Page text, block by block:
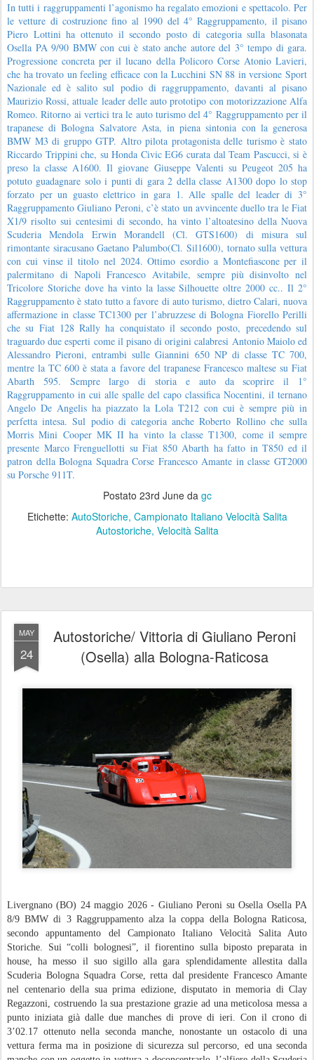
In tutti i raggruppamenti l’agonismo ha regalato emozioni e spettacolo. Per
le vetture di costruzione fino al 1990 del 4° Raggruppamento, il pisano
Piero Lottini ha ottenuto il secondo posto di categoria sulla blasonata
Osella PA 9/90 BMW con cui è stato anche autore del 3° tempo di gara.
Progressione concreta per il lucano della Policoro Corse Atonio Lavieri,
che ha trovato un feeling efficace con la Lucchini SN 88 in versione Sport
Nazionale ed è salito sul podio di raggruppamento, davanti al pisano
Maurizio Rossi, attuale leader delle auto prototipo con motorizzazione Alfa
Romeo. Ritorno ai vertici tra le auto turismo del 4° Raggruppamento per il
trapanese di Bologna Salvatore Asta, in piena sintonia con la generosa
BMW M3 di gruppo GTP. Altro pilota protagonista delle turismo è stato
Riccardo Trippini che, su Honda Civic EG6 curata dal Team Pascucci, si è
preso la classe A1600. Il giovane Giuseppe Valenti su Peugeot 205 ha
potuto guadagnare solo i punti di gara 2 della classe A1300 dopo lo stop
forzato per un guasto elettrico in gara 1. Alle spalle del leader di 3°
Raggruppamento Giuliano Peroni, c’è stato un avvincente duello tra le Fiat
X1/9 risolto sui centesimi di secondo, ha vinto l’altoatesino della Nuova
Scuderia Mendola Erwin Morandell (Cl. GTS1600) di misura sul
rimontante siracusano Gaetano Palumbo(Cl. Sil1600), tornato sulla vettura
con cui vinse il titolo nel 2024. Ottimo esordio a Montefiascone per il
palermitano di Napoli Francesco Avitabile, sempre più disinvolto nel
Tricolore Storiche dove ha vinto la lasse Silhouette oltre 2000 cc.. Il 2°
Raggruppamento è stato tutto a favore di auto turismo, dietro Calari, nuova
affermazione in classe TC1300 per l’abruzzese di Bologna Fiorello Perilli
che su Fiat 128 Rally ha conquistato il secondo posto, precedendo sul
traguardo due esperti come il pisano di origini calabresi Antonio Maiolo ed
Alessandro Pieroni, entrambi sulle Giannini 650 NP di classe TC 700,
mentre la TC 600 è stata a favore del trapanese Francesco maltese su Fiat
Abarth 595. Sempre largo di storia e auto da scoprire il 1°
Raggruppamento in cui alle spalle del capo classifica Nocentini, il ternano
Angelo De Angelis ha piazzato la Lola T212 con cui è sempre più in
perfetta intesa. Sul podio di categoria anche Roberto Rollino che sulla
Morris Mini Cooper MK II ha vinto la classe T1300, come il sempre
presente Marco Frenguellotti su Fiat 850 Abarth ha fatto in T850 ed il
patron della Bologna Squadra Corse Francesco Amante in classe GT2000
su Porsche 911T.
Postato 23rd Juneda gc
Etichette: AutoStoriche Campionato Italiano Velocità Salita
Autostoriche Velocità Salita
MAY
24
Autostoriche/ Vittoria di Giuliano Peroni
(Osella) alla Bologna-Raticosa
Livergnano (BO) 24 maggio 2026 - Giuliano Peroni su Osella Osella PA
8/9 BMW di 3 Raggruppamento alza la coppa della Bologna Raticosa,
secondo appuntamento del Campionato Italiano Velocità Salita Auto
Storiche. Sui “colli bolognesi”, il fiorentino sulla biposto preparata in
house, ha messo il suo sigillo alla gara splendidamente allestita dalla
Scuderia Bologna Squadra Corse, retta dal presidente Francesco Amante
nel centenario della sua prima edizione, disputato in memoria di Clay
Regazzoni, costruendo la sua prestazione grazie ad una meticolosa messa a
punto iniziata già dalle due manches di prove di ieri. Con il crono di
3’02.17 ottenuto nella seconda manche, nonostante un ostacolo di una
vettura ferma ma in posizione di sicurezza sul percorso, ed una seconda